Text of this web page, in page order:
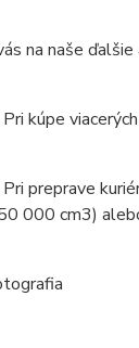
na naše ďalšie
kúpe
preprave
000 cm3)